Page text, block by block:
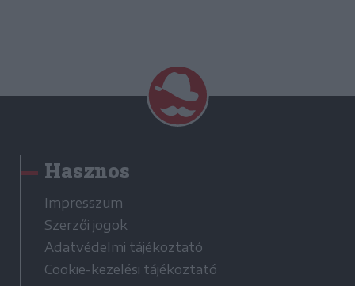
Hasznos
Impresszum
Szerzői jogok
Adatvédelmi tájékoztató
Cookie-kezelési tájékoztató